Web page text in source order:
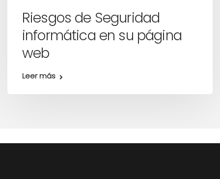
Riesgos de Seguridad
informática en su página
web
Leer más